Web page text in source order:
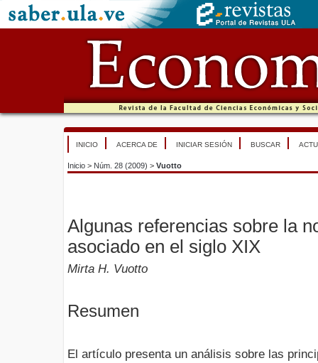
INICIO ACERCA DE INICIAR SESIÓN BUSCAR
Inicio > Núm. 28 (2009) > Vuotto
Algunas referencias sobre la
asociado en el siglo XIX
Mirta H. Vuotto
Resumen
El artículo presenta un análisis sobre las